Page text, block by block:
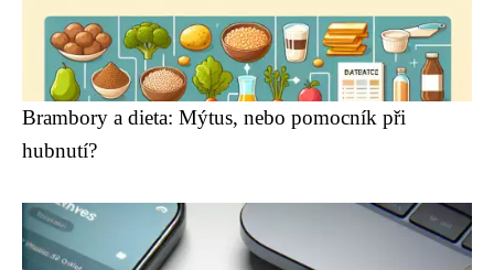
Brambory a dieta: Mýtus, nebo pomocník při
hubnutí?